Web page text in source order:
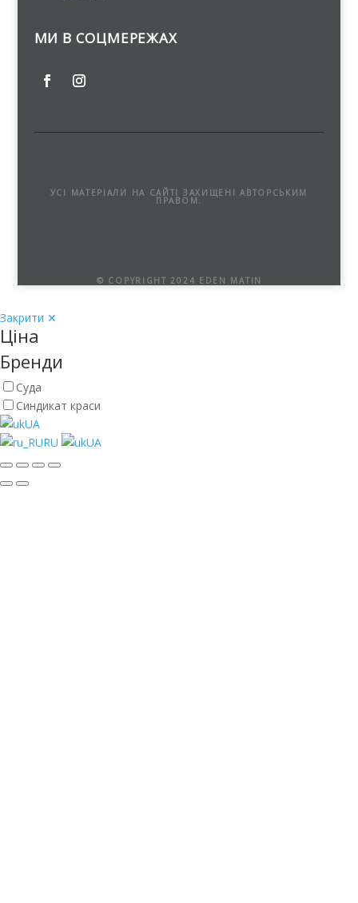
МИ В СОЦМЕРЕЖАХ
УСІ МАТЕРІАЛИ НА САЙТІ ЗАХИЩЕНІ АВТОРСЬКИМ
ПРАВОМ.
© COPYRIGHT 2024 EDEN MATIN
Закрити ✕
Ціна
Бренди
Суда
Синдикат краси
UA
RU
UA